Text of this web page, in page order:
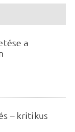
a
– kritikus